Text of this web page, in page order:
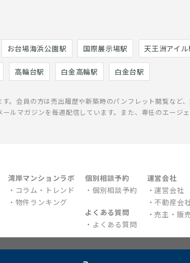
お台場海浜公園駅 国際展示場駅 天王洲アイル
高輪台駅 白金高輪駅 白金台駅
。会員の方は売出履歴や新築時のパンフレット閲覧など
ルマガジンを毎週配信しています。また、専任のエージ
湾岸マンションラボ
コラム・トレンド
物件ランキング
個別相談予約
個別相談予約
よくある質問
よくある質問
運営会社
運営会社
不動産会
売主・販